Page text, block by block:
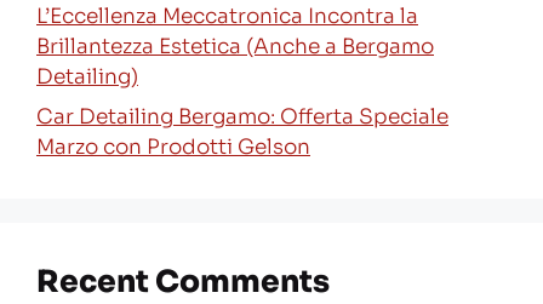
L’Eccellenza Meccatronica Incontra la
Brillantezza Estetica (Anche a Bergamo
Detailing)
Car Detailing Bergamo: Offerta Speciale
Marzo con Prodotti Gelson
Recent Comments